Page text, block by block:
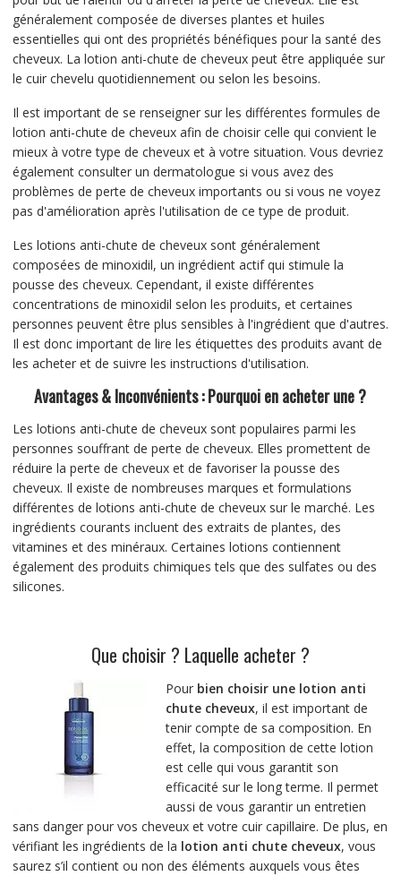
généralement composée de diverses plantes et huiles
essentielles qui ont des propriétés bénéfiques pour la santé des
cheveux. La lotion anti-chute de cheveux peut être appliquée sur
le cuir chevelu quotidiennement ou selon les besoins.
Il est important de se renseigner sur les différentes formules de
lotion anti-chute de cheveux afin de choisir celle qui convient le
mieux à votre type de cheveux et à votre situation. Vous devriez
également consulter un dermatologue si vous avez des
problèmes de perte de cheveux importants ou si vous ne voyez
pas d'amélioration après l'utilisation de ce type de produit.
Les lotions anti-chute de cheveux sont généralement
composées de minoxidil, un ingrédient actif qui stimule la
pousse des cheveux. Cependant, il existe différentes
concentrations de minoxidil selon les produits, et certaines
personnes peuvent être plus sensibles à l'ingrédient que d'autres.
Il est donc important de lire les étiquettes des produits avant de
les acheter et de suivre les instructions d'utilisation.
Avantages & Inconvénients : Pourquoi en acheter une ?
Les lotions anti-chute de cheveux sont populaires parmi les
personnes souffrant de perte de cheveux. Elles promettent de
réduire la perte de cheveux et de favoriser la pousse des
cheveux. Il existe de nombreuses marques et formulations
différentes de lotions anti-chute de cheveux sur le marché. Les
ingrédients courants incluent des extraits de plantes, des
vitamines et des minéraux. Certaines lotions contiennent
également des produits chimiques tels que des sulfates ou des
silicones.
Que choisir ? Laquelle acheter ?
Pour bien choisir une lotion anti
chute cheveux, il est important de
tenir compte de sa composition. En
effet, la composition de cette lotion
est celle qui vous garantit son
efficacité sur le long terme. Il permet
aussi de vous garantir un entretien
sans danger pour vos cheveux et votre cuir capillaire. De plus, en
vérifiant les ingrédients de la lotion anti chute cheveux, vous
saurez s’il contient ou non des éléments auxquels vous êtes